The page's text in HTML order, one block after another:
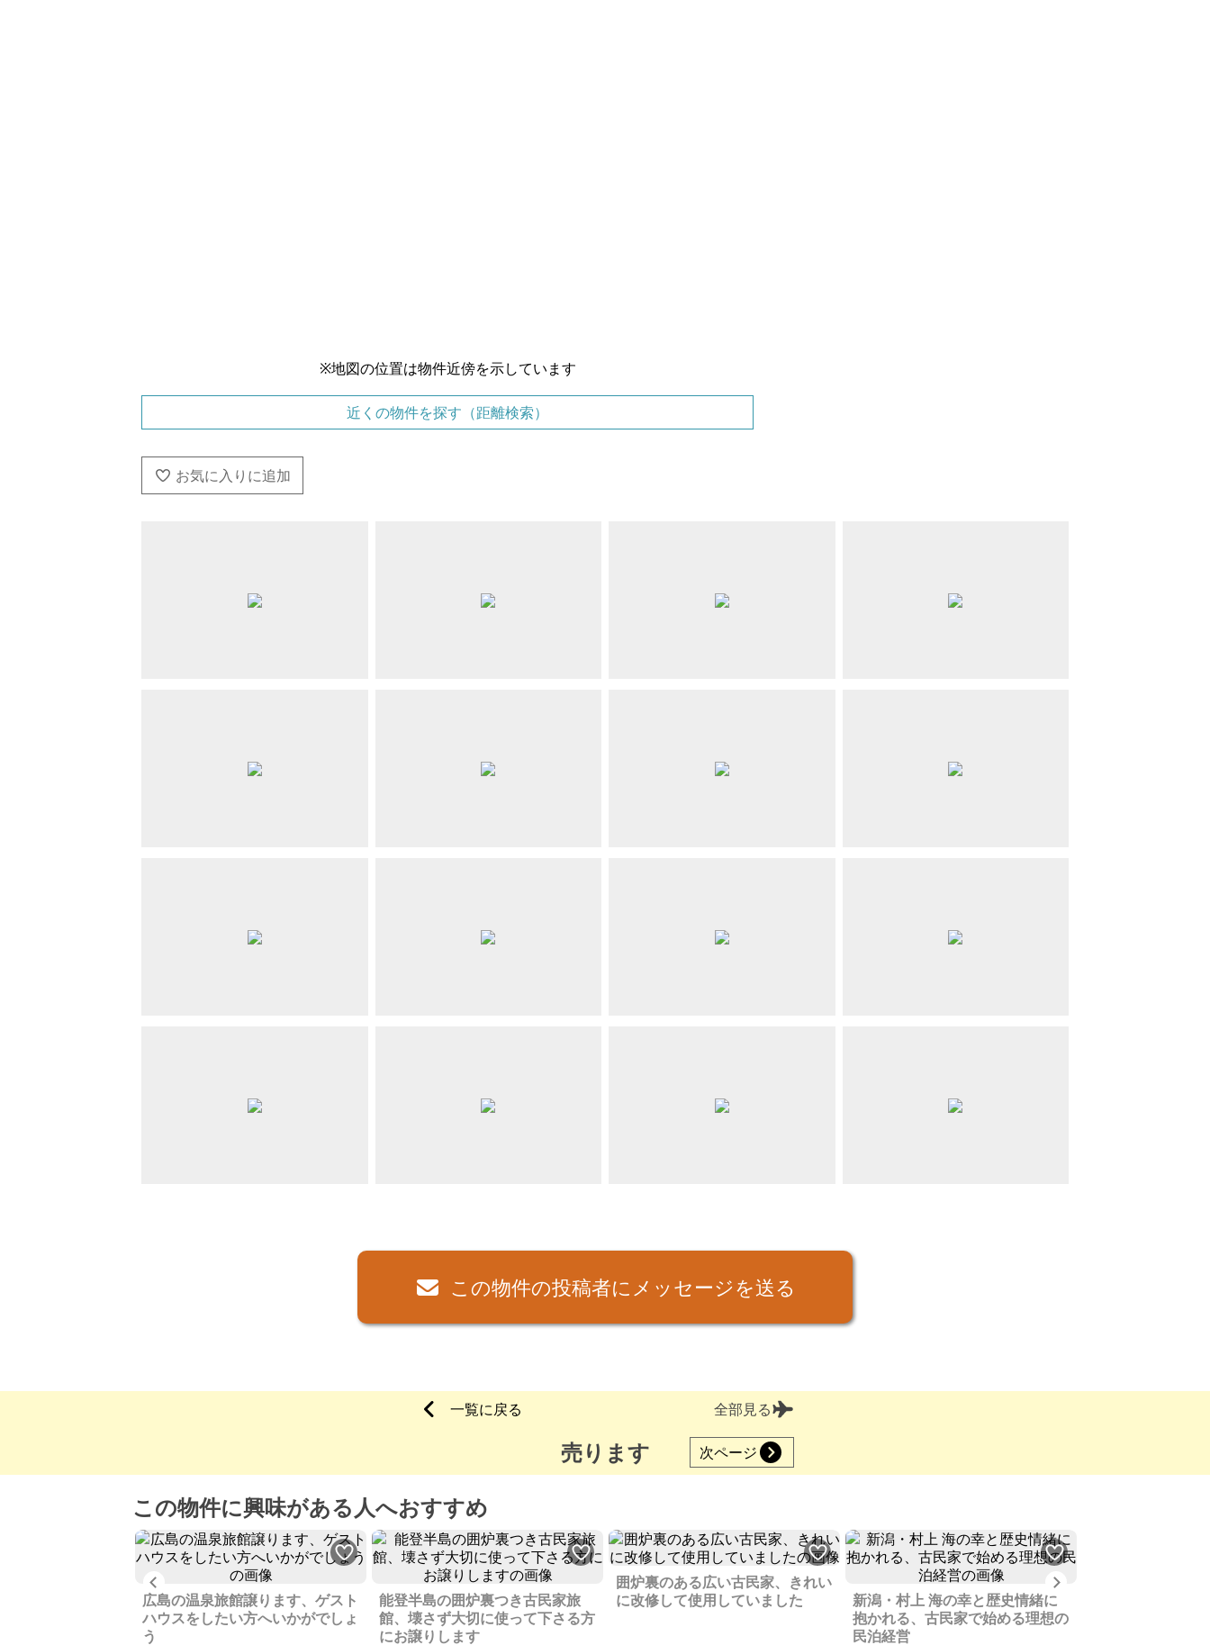
※地図の位置は物件近傍を示しています
近くの物件を探す（距離検索）
この物件の投稿者にメッセージを送る
一覧に戻る 全部見る
売ります 次ページ
この物件に興味がある人へおすすめ
広島の温泉旅館譲ります、ゲスト
ハウスをしたい方へいかがでしょ
う
能登半島の囲炉裏つき古民家旅
館、壊さず大切に使って下さる方
にお譲りします
囲炉裏のある広い古民家、きれい
に改修して使用していました
新潟・村上 海の幸と歴史情緒に
抱かれる、古民家で始める理想の
民泊経営